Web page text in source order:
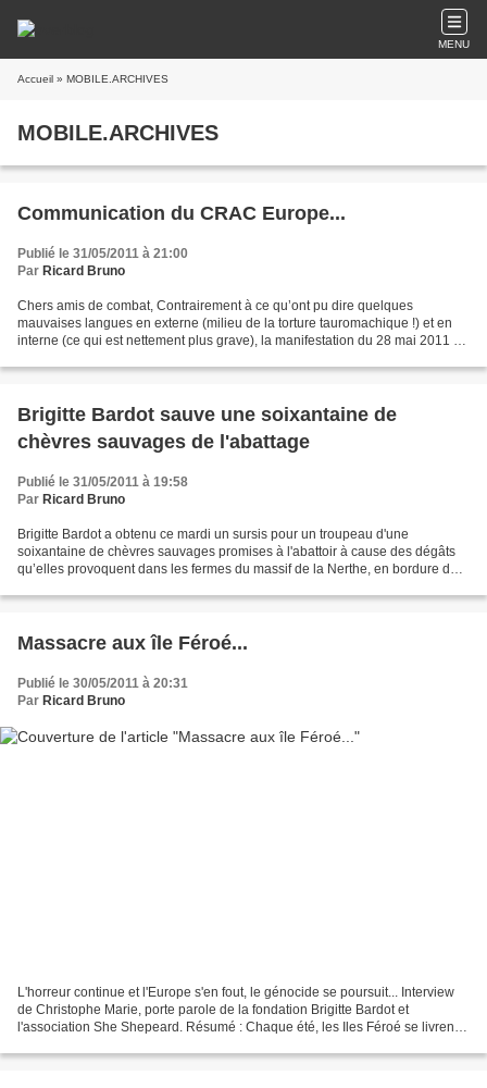
MENU
Accueil » MOBILE.ARCHIVES
MOBILE.ARCHIVES
Communication du CRAC Europe...
Publié le 31/05/2011 à 21:00
Par Ricard Bruno
Chers amis de combat, Contrairement à ce qu’ont pu dire quelques
mauvaises langues en externe (milieu de la torture tauromachique !) et en
interne (ce qui est nettement plus grave), la manifestation du 28 mai 2011 à
Brigitte Bardot sauve une soixantaine de
chèvres sauvages de l'abattage
Publié le 31/05/2011 à 19:58
Par Ricard Bruno
Brigitte Bardot a obtenu ce mardi un sursis pour un troupeau d'une
soixantaine de chèvres sauvages promises à l'abattoir à cause des dégâts
qu’elles provoquent dans les fermes du massif de la Nerthe, en bordure de
Massacre aux île Féroé...
Publié le 30/05/2011 à 20:31
Par Ricard Bruno
L'horreur continue et l'Europe s'en fout, le génocide se poursuit... Interview
de Christophe Marie, porte parole de la fondation Brigitte Bardot et
l'association She Shepeard. Résumé : Chaque été, les Iles Féroé se livrent